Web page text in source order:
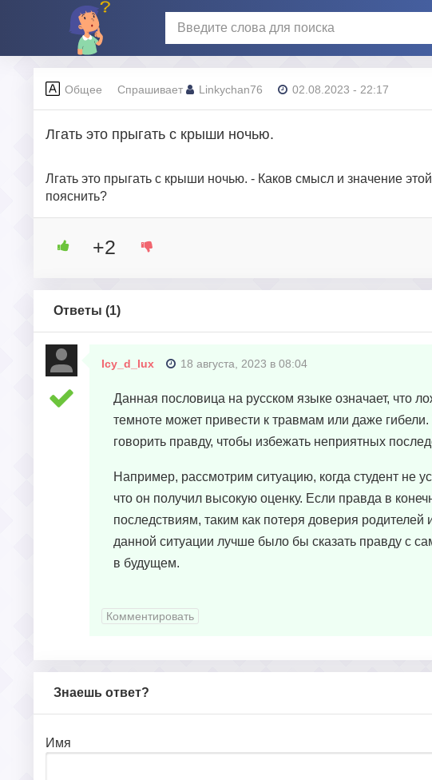
Общее Спрашивает Linkychan76 02.08.2023 - 22:17
Лгать это прыгать с крыши ночью.
Лгать это прыгать с крыши ночью. - Каков смысл и значение
пояснить?
+2
Ответы (1)
Icy_d_lux 18 августа, 2023 в 08:04
Данная пословица на русском языке означает, что
темноте может привести к травмам или даже
говорить правду, чтобы избежать неприятных
Например, рассмотрим ситуацию, когда студент не
что он получил высокую оценку. Если правда в
последствиям, таким как потеря доверия
данной ситуации лучше было бы сказать правду с
в будущем.
Комментировать
Знаешь ответ?
Имя